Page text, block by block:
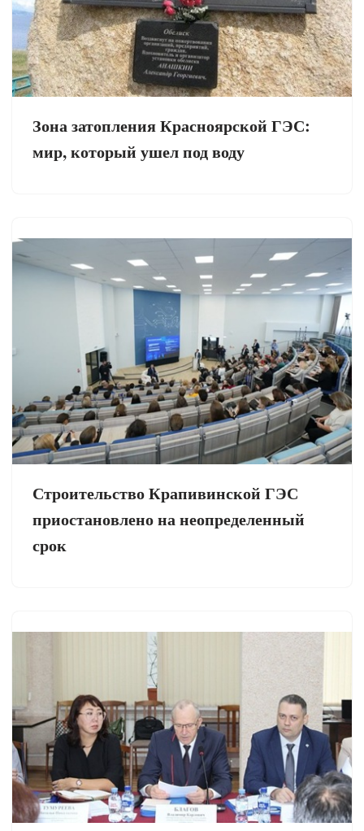
Зона затопления Красноярской ГЭС:
мир, который ушел под воду
Строительство Крапивинской ГЭС
приостановлено на неопределенный
срок